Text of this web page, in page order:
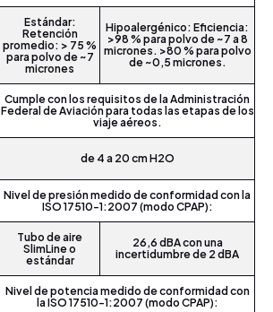
Estándar:
Retención
promedio: > 75 %
para polvo de ~7
micrones
Hipoalergénico: Eficiencia:
>98 % para polvo de ~7 a 8
micrones. >80 % para polvo
de ~0,5 micrones.
Cumple con los requisitos de la Administración
Federal de Aviación para todas las etapas de los
viaje aéreos.
de 4 a 20 cm H2O
Nivel de presión medido de conformidad con la
ISO 17510-1:2007 (modo CPAP):
Tubo de aire
SlimLine o
estándar
26,6 dBA con una
incertidumbre de 2 dBA
Nivel de potencia medido de conformidad con
la ISO 17510-1:2007 (modo CPAP):